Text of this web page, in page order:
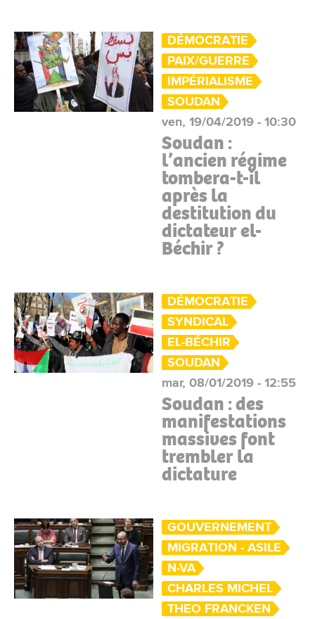
DÉMOCRATIE
PAIX/GUERRE
IMPÉRIALISME
SOUDAN
ven, 19/04/2019 - 10:30
Soudan :
l’ancien régime
tombera-t-il
après la
destitution du
dictateur el-
Béchir ?
DÉMOCRATIE
SYNDICAL
EL-BÉCHIR
SOUDAN
mar, 08/01/2019 - 12:55
Soudan : des
manifestations
massives font
trembler la
dictature
GOUVERNEMENT
MIGRATION - ASILE
N-VA
CHARLES MICHEL
THEO FRANCKEN